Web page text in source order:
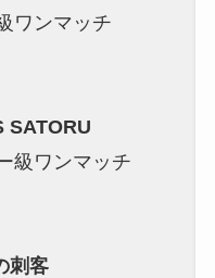
ワンマッチ
SATORU
級ワンマッチ
刺客